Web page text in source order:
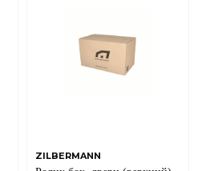
ZILBERMANN